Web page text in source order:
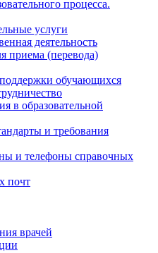
процесса.
услуги
деятельность
приема (перевода)
обучающихся
в образовательной
и требования
и телефоны справочных
почт
врачей